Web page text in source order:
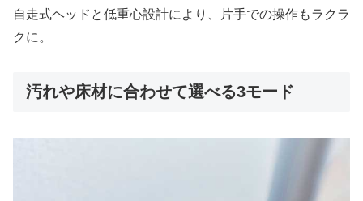
自走式ヘッドと低重心設計により、片手での操作もラクラ
クに。
汚れや床材に合わせて選べる3モード